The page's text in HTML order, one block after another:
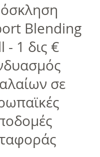
Blending
- 1 δις €
σε